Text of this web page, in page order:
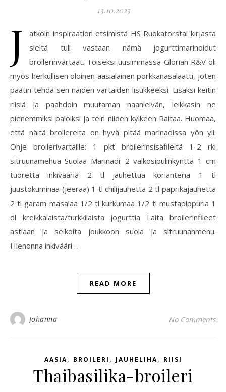
13.10.2025
J
atkoin inspiraation etsimistä HS Ruokatorstai kirjasta
sieltä tuli vastaan nämä jogurttimarinoidut
broilerinvartaat. Toiseksi uusimmassa Glorian R&V oli
myös herkullisen oloinen aasialainen porkkanasalaatti, joten
päätin tehdä sen näiden vartaiden lisukkeeksi. Lisäksi keitin
riisiä ja paahdoin muutaman naanleivän, leikkasin ne
pienemmiksi paloiksi ja tein niiden kylkeen Raitaa. Huomaa,
että näitä broilereita on hyvä pitää marinadissa yön yli.
Ohje broilerivartaille: 1 pkt broilerinsisäfileitä 1-2 rkl
sitruunamehua Suolaa Marinadi: 2 valkosipulinkynttä 1 cm
tuoretta inkivääriä 2 tl jauhettua korianteria 1 tl
juustokuminaa (jeeraa) 1 tl chilijauhetta 2 tl paprikajauhetta
2 tl garam masalaa 1/2 tl kurkumaa 1/2 tl mustapippuria 1
dl kreikkalaista/turkkilaista jogurttia Laita broilerinfileet
astiaan ja seikoita joukkoon suola ja sitruunanmehu.
Hienonna inkivääri…
READ MORE
Johanna No Comments
AASIA, BROILERI , JAUHELIHA, RIISI
Thaibasilika-broileri